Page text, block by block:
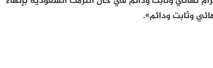
وثابت ودائم».